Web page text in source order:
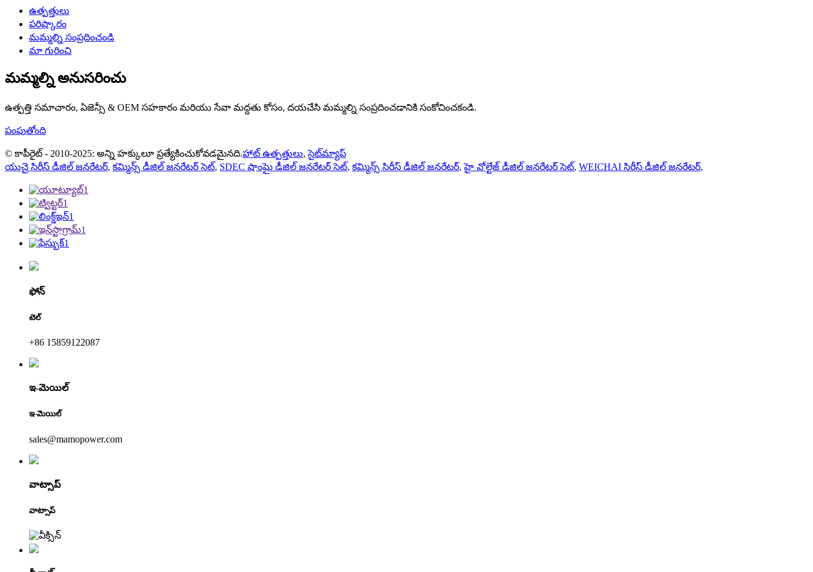
ఉత్పత్తులు
పరిష్కారం
మమ్మల్ని సంప్రదించండి
మా గురించి
మమ్మల్ని అనుసరించు
ఉత్పత్తి సమాచారం, ఏజెన్సీ & OEM సహకారం మరియు సేవా మద్దతు కోసం, దయచేసి మమ్మల్ని సంప్రదించడానికి సంకోచించకండి.
పంపుతోంది
© కాపీరైట్ - 2010-2025: అన్ని హక్కులూ ప్రత్యేకించుకోవడమైనది.హాట్ ఉత్పత్తులు,సైట్‌మ్యాప్
యుచై సిరీస్ డీజిల్ జనరేటర్, కమ్మిన్స్ డీజిల్ జనరేటర్ సెట్, SDEC షాంఘై డీజిల్ జనరేటర్ సెట్, కమ్మిన్స్ సిరీస్ డీజిల్ జనరేటర్,హై వోల్టేజ్ డీజిల్ జనరేటర్ సెట్, WEICHAI సిరీస్ డీజిల్ జనరేటర్,
ఫోన్
టెల్
+86 15859122087
ఇ-మెయిల్
ఇ-మెయిల్
sales@mamopower.com
వాట్సాప్
వాట్సాప్